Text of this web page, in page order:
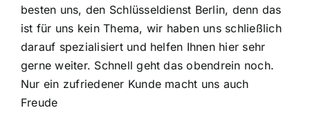
besten uns, den Schlüsseldienst Berlin, denn das
ist für uns kein Thema, wir haben uns schließlich
darauf spezialisiert und helfen Ihnen hier sehr
gerne weiter. Schnell geht das obendrein noch.
Nur ein zufriedener Kunde macht uns auch
Freude